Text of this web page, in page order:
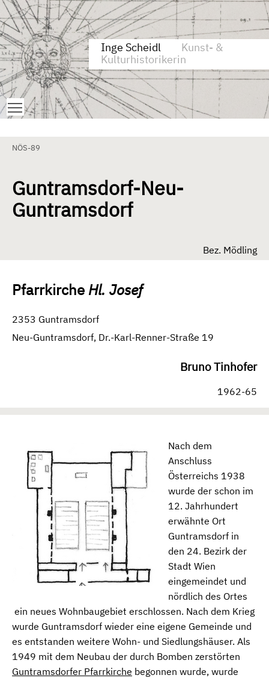
Zum Inhalt springen
Aktuelle Seite: Guntramsdorf-Neu-Guntramsdorf
Inge Scheidl
Kunst- &
Kulturhistorikerin
Toggle main menu visibility
NÖS-89
Guntramsdorf-Neu-
Guntramsdorf
Bez. Mödling
Pfarrkirche Hl. Josef
2353 Guntramsdorf
Neu-Guntramsdorf, Dr.-Karl-Renner-Straße 19
Bruno Tinhofer
1962-65
Nach dem
Anschluss
Österreichs 1938
wurde der schon im
12. Jahrhundert
erwähnte Ort
Guntramsdorf in
den 24. Bezirk der
Stadt Wien
eingemeindet und
nördlich des Ortes
ein neues Wohnbaugebiet erschlossen. Nach dem Krieg
wurde Guntramsdorf wieder eine eigene Gemeinde und
es entstanden weitere Wohn- und Siedlungshäuser. Als
1949 mit dem Neubau der durch Bomben zerstörten
Guntramsdorfer Pfarrkirche begonnen wurde, wurde